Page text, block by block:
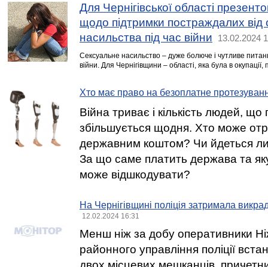
Для Чернігівської області
щодо підтримки постраждалих від
насильства під час війни
13.02.2024
Сексуальне насильство – дуже болюче і чутливе
війни. Для Чернігівщини – області, яка була в
Хто має право на безоплатне
Війна триває і кількість людей,
збільшується щодня. Хто може
державним коштом? Чи йдеться
За що саме платить держава та
може відшкодувати?
На Чернігівщині поліція затримала
12.02.2024 16:31
Менш ніж за добу оперативники
районного управління поліції